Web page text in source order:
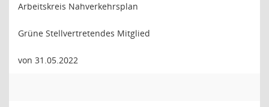
Arbeitskreis Nahverkehrsplan
Grüne Stellvertretendes Mitglied
von 31.05.2022